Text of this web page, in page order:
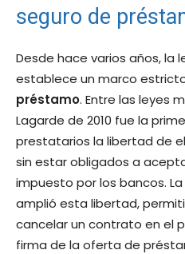
seguro de
Desde hace varios años, la
establece un marco
préstamo. Entre las leyes
Lagarde de 2010 fue la
prestatarios la libertad de
sin estar obligados a
impuesto por los bancos. La
amplió esta libertad,
cancelar un contrato en el
firma de la oferta de